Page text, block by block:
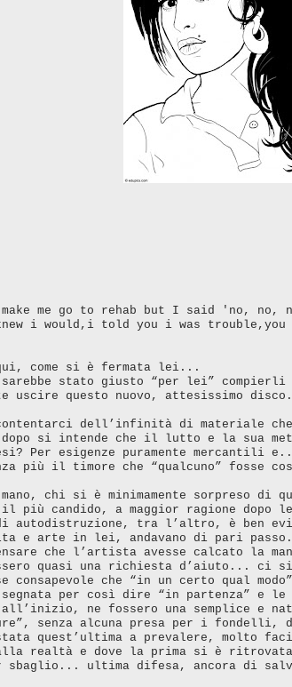
me go to rehab but I said 'no, no,
i would,i told you i was trouble,you
come si è fermata lei...
stato giusto “per lei” compierli
uscire questo nuovo, attesissimo
dell’infinità di materiale
si intende che il lutto e la sua
Per esigenze puramente mercantili
più il timore che “qualcuno” fosse
chi si è minimamente sorpreso di
il più candido, a maggior ragione
autodistruzione, tra l’altro, è ben
e arte in lei, andavano di pari
che l’artista avesse calcato la
quasi una richiesta d’aiuto... ci si
consapevole che “in un certo qual
per così dire “in partenza” e
ne fossero una semplice e
senza alcuna presa per i fondelli,
quest’ultima a prevalere, molto
realtà e dove la prima si è ritrovata
sbaglio... ultima difesa, ancora di